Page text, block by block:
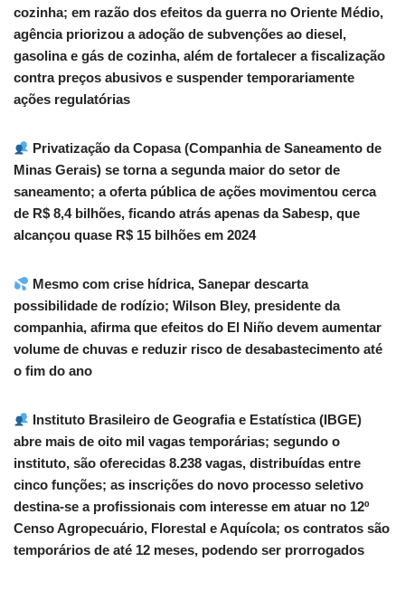
cozinha; em razão dos efeitos da guerra no Oriente Médio,
agência priorizou a adoção de subvenções ao diesel,
gasolina e gás de cozinha, além de fortalecer a fiscalização
contra preços abusivos e suspender temporariamente
ações regulatórias
Privatização da Copasa (Companhia de Saneamento de
Minas Gerais) se torna a segunda maior do setor de
saneamento; a oferta pública de ações movimentou cerca
de R$ 8,4 bilhões, ficando atrás apenas da Sabesp, que
alcançou quase R$ 15 bilhões em 2024
Mesmo com crise hídrica, Sanepar descarta
possibilidade de rodízio; Wilson Bley, presidente da
companhia, afirma que efeitos do El Niño devem aumentar
volume de chuvas e reduzir risco de desabastecimento até
o fim do ano
Instituto Brasileiro de Geografia e Estatística (IBGE)
abre mais de oito mil vagas temporárias; segundo o
instituto, são oferecidas 8.238 vagas, distribuídas entre
cinco funções; as inscrições do novo processo seletivo
destina-se a profissionais com interesse em atuar no 12º
Censo Agropecuário, Florestal e Aquícola; os contratos são
temporários de até 12 meses, podendo ser prorrogados